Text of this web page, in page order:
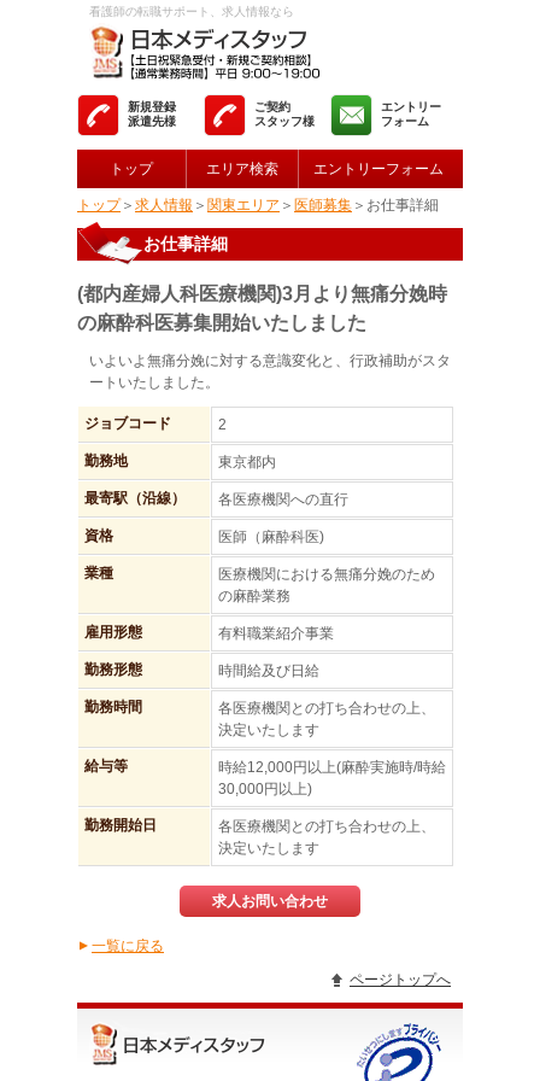
看護師の転職サポート、求人情報なら
新規登録
派遣先様
ご契約
スタッフ様
エントリー
フォーム
トップ エリア検索 エントリーフォーム
トップ＞ 求人情報 ＞ 関東エリア ＞ 医師募集 ＞お仕事詳細
お仕事詳細
(都内産婦人科医療機関)3月より無痛分娩時
の麻酔科医募集開始いたしました
いよいよ無痛分娩に対する意識変化と、行政補助がスタ
ートいたしました。
ジョブコード 2
勤務地 東京都内
最寄駅（沿線） 各医療機関への直行
資格 医師（麻酔科医)
業種
医療機関における無痛分娩のため
の麻酔業務
雇用形態 有料職業紹介事業
勤務形態 時間給及び日給
勤務時間
各医療機関との打ち合わせの上、
決定いたします
給与等
時給12,000円以上(麻酔実施時/時給
30,000円以上)
勤務開始日
各医療機関との打ち合わせの上、
決定いたします
求人お問い合わせ
▲一覧に戻る
ページトップへ